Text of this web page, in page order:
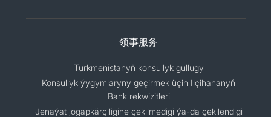
领事服务
Türkmenistanyň konsullyk gullugy
Konsullyk ýygymlaryny geçirmek üçin Ilçihananyň
Bank rekwizitleri
Jenaýat jogapkärçiligine çekilmedigi ýa-da çekilendigi